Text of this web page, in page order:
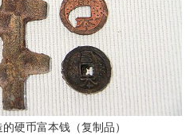
硬币富本钱（复制品）